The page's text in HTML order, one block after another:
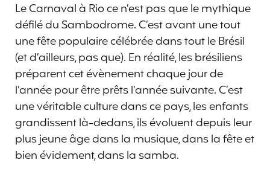
Le Carnaval à Rio ce n’est pas que le mythique
défilé du Sambodrome. C’est avant une tout
une fête populaire célébrée dans tout le Brésil
(et d’ailleurs, pas que). En réalité, les brésiliens
préparent cet évènement chaque jour de
l’année pour être prêts l’année suivante. C’est
une véritable culture dans ce pays, les enfants
grandissent là-dedans, ils évoluent depuis leur
plus jeune âge dans la musique, dans la fête et
bien évidement, dans la samba.